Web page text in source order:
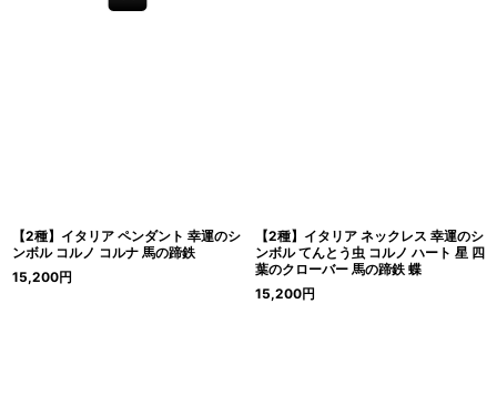
【2種】イタリア ペンダント 幸運のシ
ンボル コルノ コルナ 馬の蹄鉄
15,200円
【2種】イタリア ネックレス 幸運のシ
ンボル てんとう虫 コルノ ハート 星 四
葉のクローバー 馬の蹄鉄 蝶
15,200円